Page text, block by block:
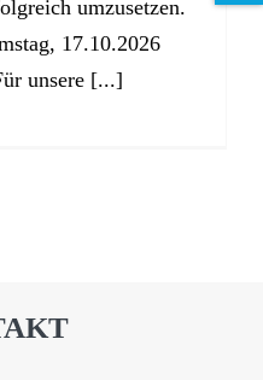
umzusetzen.
17.10.2026
unsere [...]